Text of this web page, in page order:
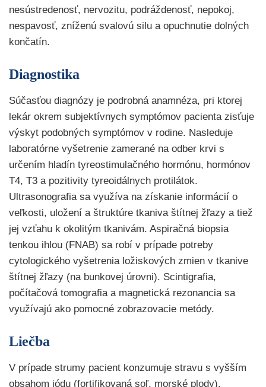
nesústredenosť, nervozitu, podráždenosť, nepokoj,
nespavosť, zníženú svalovú silu a opuchnutie dolných
končatín.
Diagnostika
Súčasťou diagnózy je podrobná anamnéza, pri ktorej
lekár okrem subjektívnych symptómov pacienta zisťuje
výskyt podobných symptómov v rodine. Nasleduje
laboratórne vyšetrenie zamerané na odber krvi s
určením hladín tyreostimulačného hormónu, hormónov
T4, T3 a pozitivity tyreoidálnych protilátok.
Ultrasonografia sa využíva na získanie informácií o
veľkosti, uložení a štruktúre tkaniva štítnej žľazy a tiež
jej vzťahu k okolitým tkanivám. Aspiračná biopsia
tenkou ihlou (FNAB) sa robí v prípade potreby
cytologického vyšetrenia ložiskových zmien v tkanive
štítnej žľazy (na bunkovej úrovni). Scintigrafia,
počítačová tomografia a magnetická rezonancia sa
využívajú ako pomocné zobrazovacie metódy.
Liečba
V prípade strumy pacient konzumuje stravu s vyšším
obsahom jódu (fortifikovaná soľ, morské plody),